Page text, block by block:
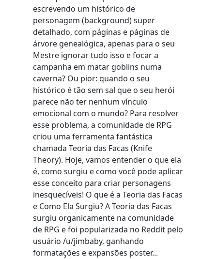
escrevendo um histórico de
personagem (background) super
detalhado, com páginas e páginas de
árvore genealógica, apenas para o seu
Mestre ignorar tudo isso e focar a
campanha em matar goblins numa
caverna? Ou pior: quando o seu
histórico é tão sem sal que o seu herói
parece não ter nenhum vínculo
emocional com o mundo? Para resolver
esse problema, a comunidade de RPG
criou uma ferramenta fantástica
chamada Teoria das Facas (Knife
Theory). Hoje, vamos entender o que ela
é, como surgiu e como você pode aplicar
esse conceito para criar personagens
inesquecíveis! O que é a Teoria das Facas
e Como Ela Surgiu? A Teoria das Facas
surgiu organicamente na comunidade
de RPG e foi popularizada no Reddit pelo
usuário /u/jimbaby, ganhando
formatações e expansões poster...